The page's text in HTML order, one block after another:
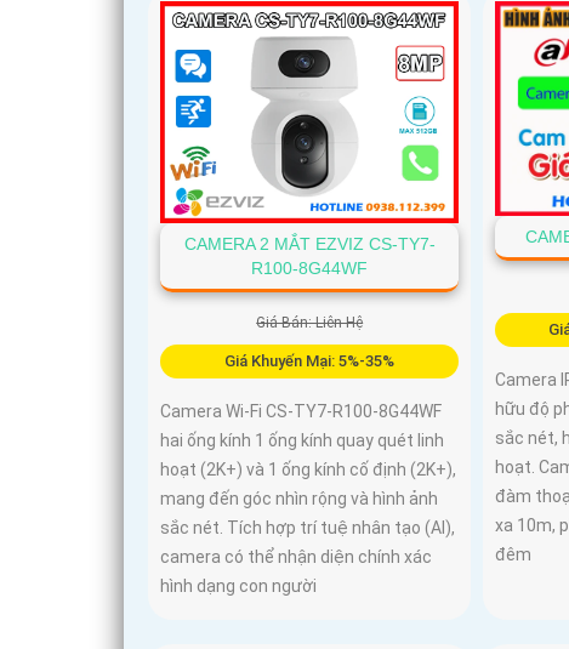
CAMERA 2 MẮT EZVIZ CS-TY7-
R100-8G44WF
Giá Bán: Liên Hệ
Giá Khuyến Mại: 5%-35%
Camera Wi-Fi CS-TY7-R100-8G44WF
hai ống kính 1 ống kính quay quét linh
hoạt (2K+) và 1 ống kính cố định (2K+),
mang đến góc nhìn rộng và hình ảnh
sắc nét. Tích hợp trí tuệ nhân tạo (AI),
camera có thể nhận diện chính xác
hình dạng con người
Camera
hữu độ
sắc nét,
hoạt.
đàm
xa 10m,
đêm